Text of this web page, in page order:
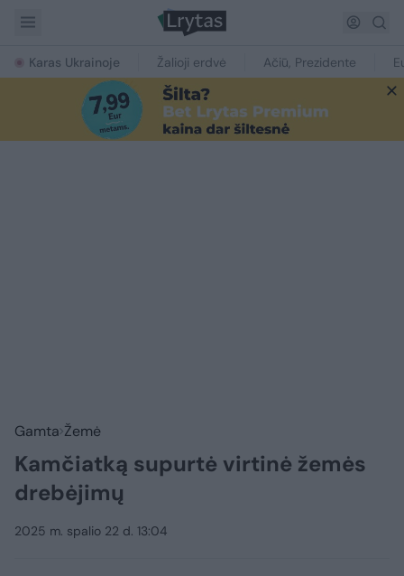
Karas Ukrainoje Žalioji erdvė Ačiū, Prezidente
Gamta Žemė
Kamčiatką supurtė virtinė žemės
drebėjimų
2025 m. spalio 22 d. 13:04